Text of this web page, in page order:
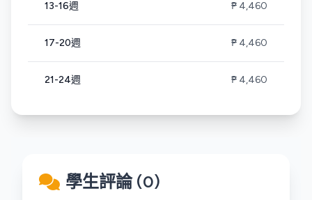
13-16週 ₱ 4,460
17-20週 ₱ 4,460
21-24週 ₱ 4,460
學生評論 (0)